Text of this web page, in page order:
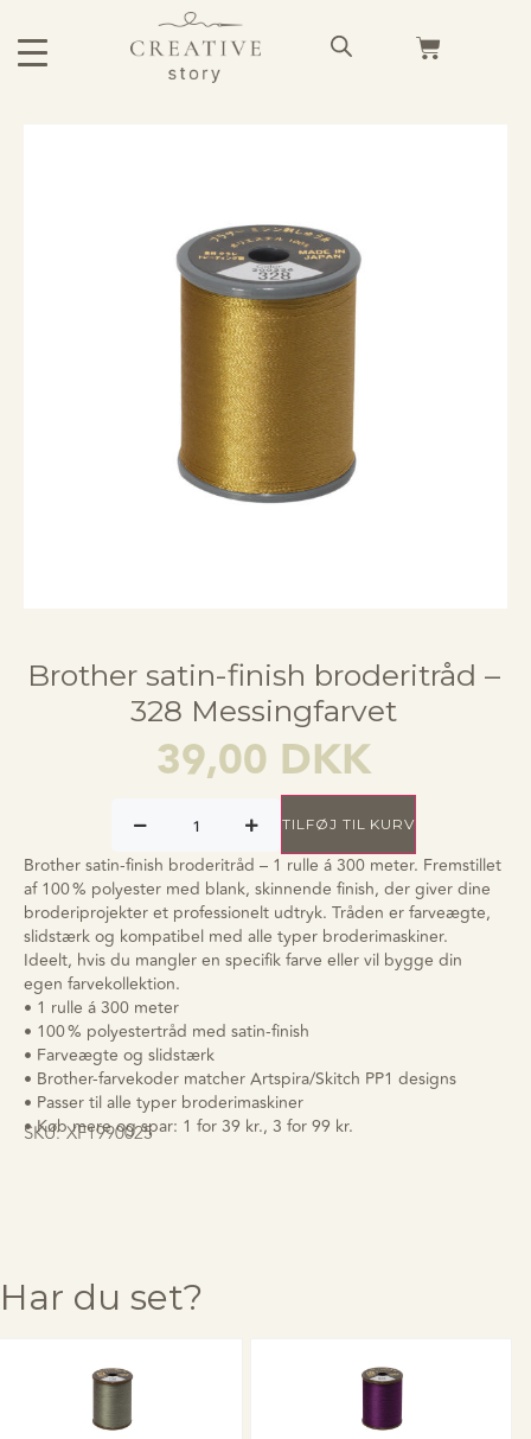
Brother satin-finish broderitråd –
328 Messingfarvet
39,00 DKK
TILFØJ TIL KURV
Brother satin-finish broderitråd – 1 rulle á 300 meter. Fremstillet
af 100 % polyester med blank, skinnende finish, der giver dine
broderiprojekter et professionelt udtryk. Tråden er farveægte,
slidstærk og kompatibel med alle typer broderimaskiner.
Ideelt, hvis du mangler en specifik farve eller vil bygge din
egen farvekollektion.
• 1 rulle á 300 meter
• 100 % polyestertråd med satin-finish
• Farveægte og slidstærk
• Brother-farvekoder matcher Artspira/Skitch PP1 designs
• Passer til alle typer broderimaskiner
• Køb mere og spar: 1 for 39 kr., 3 for 99 kr.
SKU: XF1990025
Har du set?